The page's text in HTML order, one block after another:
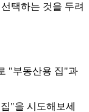
택하는 것을 두려
"부동산용 집"과
"을 시도해보세